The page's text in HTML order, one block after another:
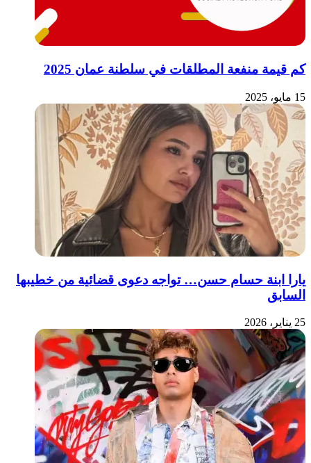
كم قيمة منفعة المطلقات في سلطنة عمان 2025
15 مايو، 2025
يارا ابنة حسام حسن… تواجه دعوى قضائية من خطيبها
السابق
25 يناير، 2026